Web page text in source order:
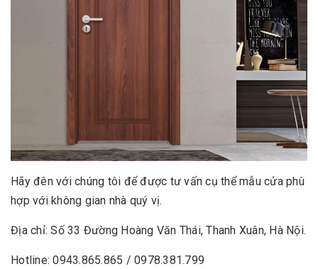
Hãy đên với chúng tôi để được tư vấn cụ thể mẫu cửa phù
hợp với không gian nhà quý vị.
Địa chỉ: Số 33 Đường Hoàng Văn Thái, Thanh Xuân, Hà Nội.
Hotline: 0943.865.865 / 0978.381.799